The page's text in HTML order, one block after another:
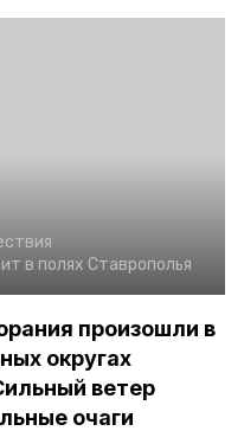
в полях Ставрополья
произошли в
округах
ветер
очаги